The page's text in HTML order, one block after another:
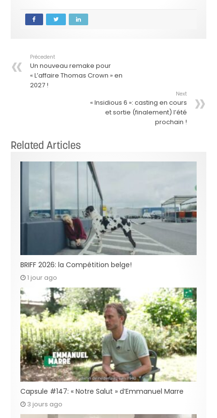
Précedent
Un nouveau remake pour
« L’affaire Thomas Crown » en
2027 !
Next
« Insidious 6 »: casting en cours
et sortie (finalement) l’été
prochain !
Related Articles
BRIFF 2026: la Compétition belge!
1 jour ago
Capsule #147: « Notre Salut » d’Emmanuel Marre
3 jours ago